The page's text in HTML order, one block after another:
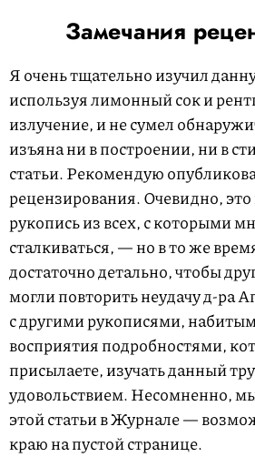
Замечания
Я очень тщательно изучил
используя лимонный сок и
излучение, и не сумел
изъяна ни в построении, ни в
статьи. Рекомендую
рецензирования. Очевидно,
рукопись из всех, с которыми
сталкиваться, — но в то же
достаточно детально, чтобы
могли повторить неудачу д-ра
с другими рукописями,
восприятия подробностями,
присылаете, изучать данный
удовольствием. Несомненно,
этой статьи в Журнале —
краю на пустой странице.